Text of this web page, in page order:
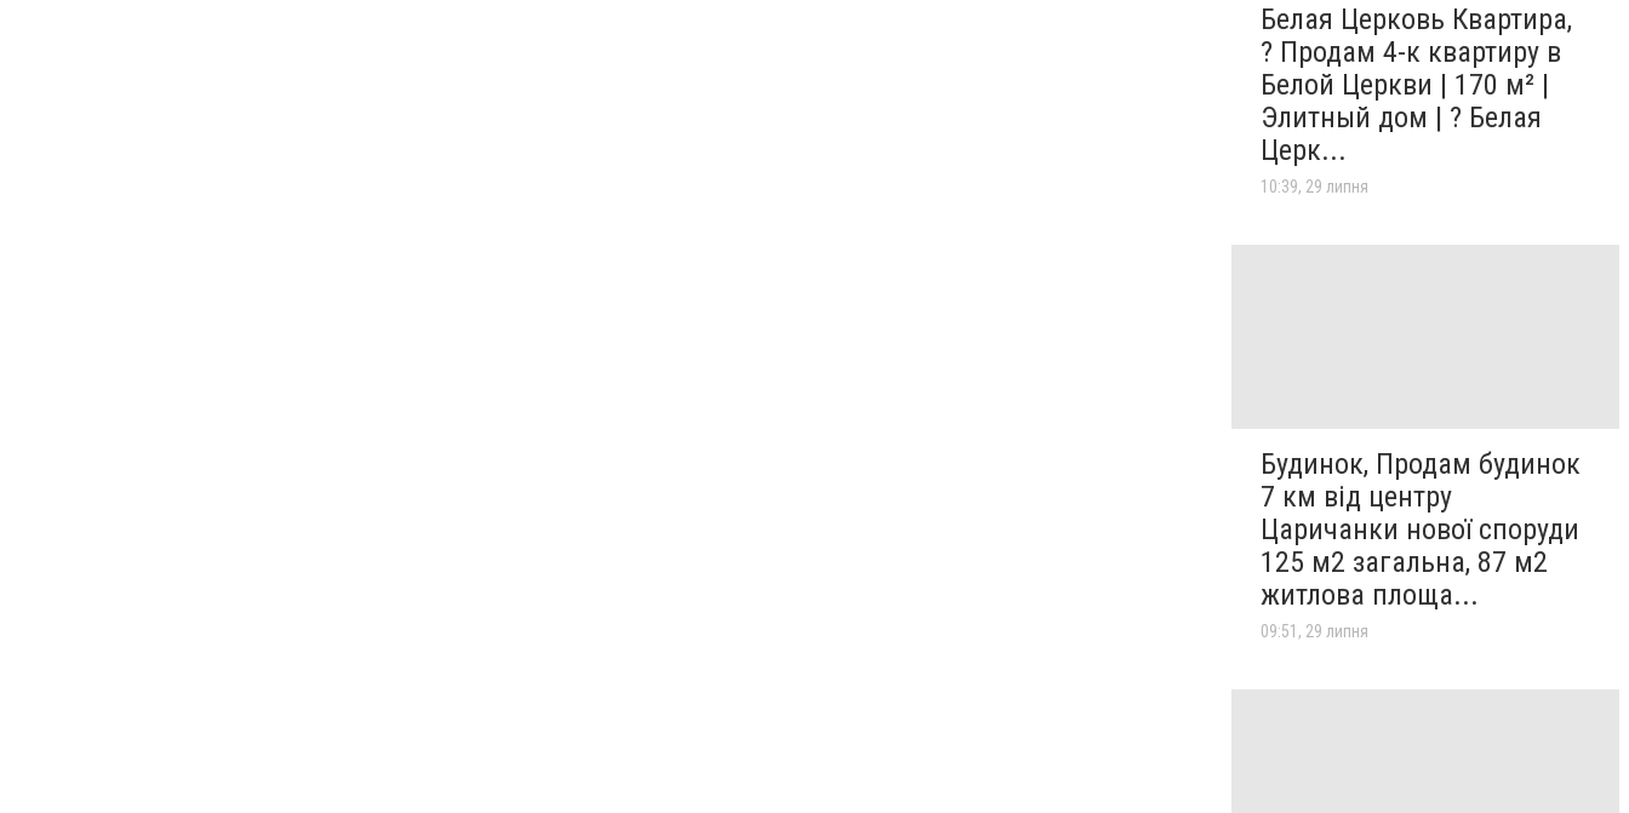
Белая Церковь Квартира,
? Продам 4-к квартиру в
Белой Церкви | 170 м² |
Элитный дом | ? Белая
Церк...
10:39, 29 липня
Будинок, Продам будинок
7 км від центру
Царичанки нової споруди
125 м2 загальна, 87 м2
житлова площа...
09:51, 29 липня